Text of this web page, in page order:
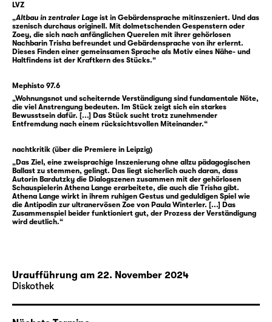
der Clubkultur miteinander ab. Wie schon ihr
Stück „Fischer Fritz“ untersucht „Altbau in
zentraler Lage“ das Verhältnis von Sprache
und Macht — und bietet zwei verschiedenen
Fall der deutschen Lautsprache und der
Deutschen Gebärdensprache.
„Altbau in zentraler Lage“ finden Sie
Einladung in Deutscher
Gebärdet von Dolemtscherin Katja
Fischer
LVZ
„Altbau in zentraler Lage ist in Gebärdensprache mitinszeniert. Und das
szenisch durchaus originell. Mit dolmetschenden Gespenstern oder
Zoey, die sich nach anfänglichen Querelen mit ihrer gehörlosen
Nachbarin Trisha befreundet und Gebärdensprache von ihr erlernt.
Dieses Finden einer gemeinsamen Sprache als Motiv eines Nähe- und
Haltfindens ist der Kraftkern des Stücks.“
Mephisto 97.6
„Wohnungsnot und scheiternde Verständigung sind fundamentale Nöte,
die viel Anstrengung bedeuten. Im Stück zeigt sich ein starkes
Bewusstsein dafür. [...] Das Stück sucht trotz zunehmender
Entfremdung nach einem rücksichtsvollen Miteinander.“
nachtkritik (über die Premiere in Leipzig)
„Das Ziel, eine zweisprachige Inszenierung ohne allzu pädagogischen
Ballast zu stemmen, gelingt. Das liegt sicherlich auch daran, dass
Autorin Bardutzky die Dialogszenen zusammen mit der gehörlosen
Schauspielerin Athena Lange erarbeitete, die auch die Trisha gibt.
Athena Lange wirkt in ihrem ruhigen Gestus und geduldigen Spiel wie
die Antipodin zur ultranervösen Zoe von Paula Winterler. [...] Das
Zusammenspiel beider funktioniert gut, der Prozess der Verständigung
wird deutlich.“
Uraufführung am 22. November 2024
Diskothek